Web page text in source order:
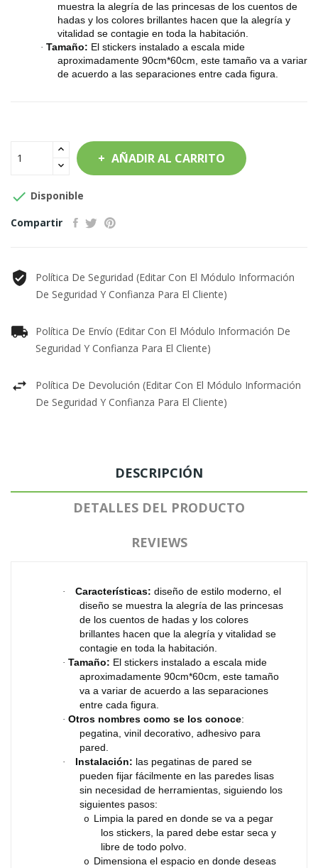
muestra la alegría de las princesas de los cuentos de
hadas y los colores brillantes hacen que la alegría y
vitalidad se contagie en toda la habitación.
· Tamaño: El stickers instalado a escala mide
aproximadamente 90cm*60cm, este tamaño va a variar
de acuerdo a las separaciones entre cada figura.
AÑADIR AL CARRITO
 Disponible
Compartir
Política De Seguridad (editar Con El Módulo Información
De Seguridad Y Confianza Para El Cliente)
Política De Envío (editar Con El Módulo Información De
Seguridad Y Confianza Para El Cliente)
Política De Devolución (editar Con El Módulo Información
De Seguridad Y Confianza Para El Cliente)
DESCRIPCIÓN
DETALLES DEL PRODUCTO
REVIEWS
· Características: diseño de estilo moderno, el
diseño se muestra la alegría de las princesas
de los cuentos de hadas y los colores
brillantes hacen que la alegría y vitalidad se
contagie en toda la habitación.
· Tamaño: El stickers instalado a escala mide
aproximadamente 90cm*60cm, este tamaño
va a variar de acuerdo a las separaciones
entre cada figura.
· Otros nombres como se los conoce:
pegatina, vinil decorativo, adhesivo para
pared.
· Instalación: las pegatinas de pared se
pueden fijar fácilmente en las paredes lisas
sin necesidad de herramientas, siguiendo los
siguientes pasos:
o Limpia la pared en donde se va a pegar
los stickers, la pared debe estar seca y
libre de todo polvo.
o Dimensiona el espacio en donde deseas